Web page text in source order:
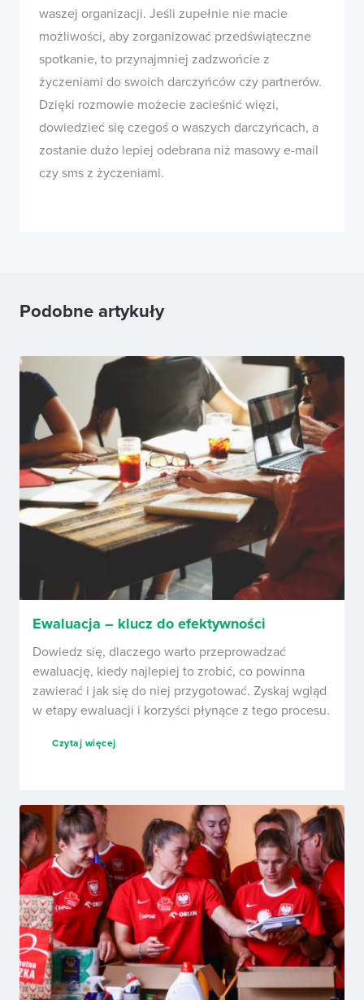
waszej organizacji. Jeśli zupełnie nie macie
możliwości, aby zorganizować przedświąteczne
spotkanie, to przynajmniej zadzwońcie z
życzeniami do swoich darczyńców czy partnerów.
Dzięki rozmowie możecie zacieśnić więzi,
dowiedzieć się czegoś o waszych darczyńcach, a
zostanie dużo lepiej odebrana niż masowy e-mail
czy sms z życzeniami.
Podobne artykuły
Ewaluacja – klucz do efektywności
Dowiedz się, dlaczego warto przeprowadzać
ewaluację, kiedy najlepiej to zrobić, co powinna
zawierać i jak się do niej przygotować. Zyskaj wgląd
w etapy ewaluacji i korzyści płynące z tego procesu.
Czytaj więcej